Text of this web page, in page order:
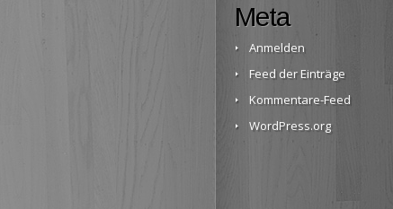
Meta
Anmelden
Feed der Einträge
Kommentare-Feed
WordPress.org